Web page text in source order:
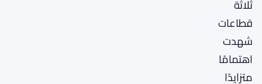
ثلاثة
قطاعات
شهدت
اهتمامًا
متزايدًا